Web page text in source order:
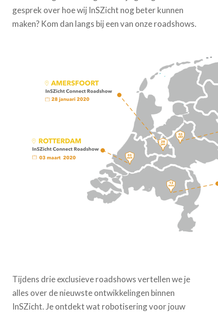
gesprek over hoe wij InSZicht nog beter kunnen
maken? Kom dan langs bij een van onze roadshows.
Tijdens drie exclusieve roadshows vertellen we je
alles over de nieuwste ontwikkelingen binnen
InSZicht. Je ontdekt wat robotisering voor jouw